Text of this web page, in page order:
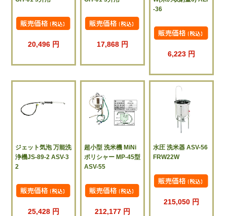
20,496 円 17,868 円
-36
6,223 円
ジェット気泡 万能洗
浄機JS-89-2 ASV-3
2
25,428 円
超小型 洗米機 MiNi
ポリシャー MP-45型
ASV-55
212,177 円
水圧 洗米器 ASV-56
FRW22W
215,050 円